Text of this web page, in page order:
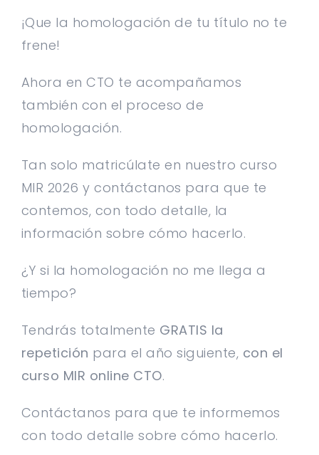
¡Que la homologación de tu título no te
frene!
Ahora en CTO te acompañamos
también con el proceso de
homologación.
Tan solo matricúlate en nuestro curso
MIR 2026 y contáctanos para que te
contemos, con todo detalle, la
información sobre cómo hacerlo.
¿Y si la homologación no me llega a
tiempo?
Tendrás totalmente GRATIS la
repetición para el año siguiente, con el
curso MIR online CTO.
Contáctanos para que te informemos
con todo detalle sobre cómo hacerlo.